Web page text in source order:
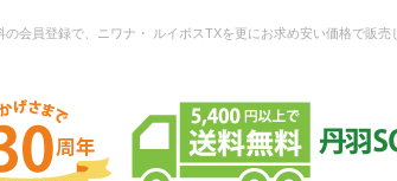
会員登録で、ニワナ・ ルイボスTXを更にお求め安い価格で販売